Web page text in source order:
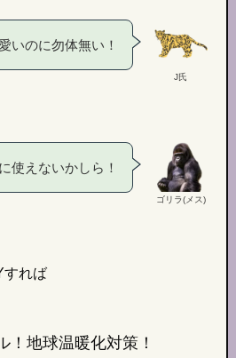
J氏
いのに勿体無い！
ゴリラ(メス)
使えないかしら！
すれば
！地球温暖化対策！